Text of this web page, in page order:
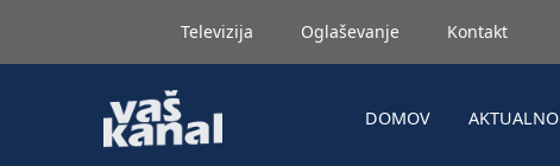
Televizija Oglaševanje Kontakt
DOMOV AKTUALNO